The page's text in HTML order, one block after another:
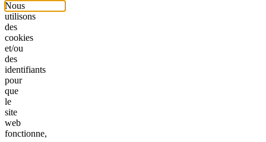
Nous
utilisons
des
cookies
et/ou
des
identifiants
pour
que
le
site
web
fonctionne,